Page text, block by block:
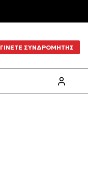
ΓΙΝΕΤΕ ΣΥΝΔΡΟΜΗΤΗΣ